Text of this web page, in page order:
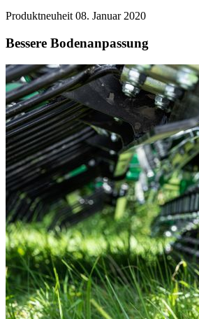
Produktneuheit 08. Januar 2020
Bessere Bodenanpassung